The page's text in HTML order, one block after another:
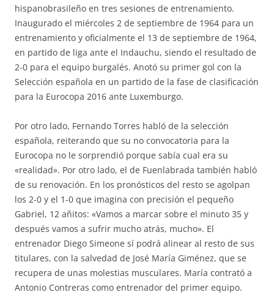
hispanobrasileño en tres sesiones de entrenamiento.
Inaugurado el miércoles 2 de septiembre de 1964 para un
entrenamiento y oficialmente el 13 de septiembre de 1964,
en partido de liga ante el Indauchu, siendo el resultado de
2-0 para el equipo burgalés. Anotó su primer gol con la
Selección española en un partido de la fase de clasificación
para la Eurocopa 2016 ante Luxemburgo.
Por otro lado, Fernando Torres habló de la selección
española, reiterando que su no convocatoria para la
Eurocopa no le sorprendió porque sabía cual era su
«realidad». Por otro lado, el de Fuenlabrada también habló
de su renovación. En los pronósticos del resto se agolpan
los 2-0 y el 1-0 que imagina con precisión el pequeño
Gabriel, 12 añitos: «Vamos a marcar sobre el minuto 35 y
después vamos a sufrir mucho atrás, mucho». El
entrenador Diego Simeone sí podrá alinear al resto de sus
titulares, con la salvedad de José María Giménez, que se
recupera de unas molestias musculares. María contrató a
Antonio Contreras como entrenador del primer equipo.